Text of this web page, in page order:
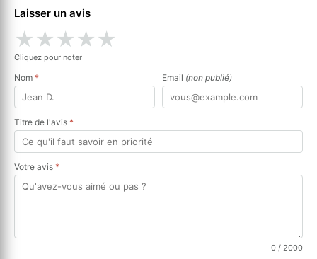
Laisser un avis
★★★★★
Cliquez pour noter
Nom * Email (non publié)
Titre de l'avis *
Votre avis *
0 / 2000